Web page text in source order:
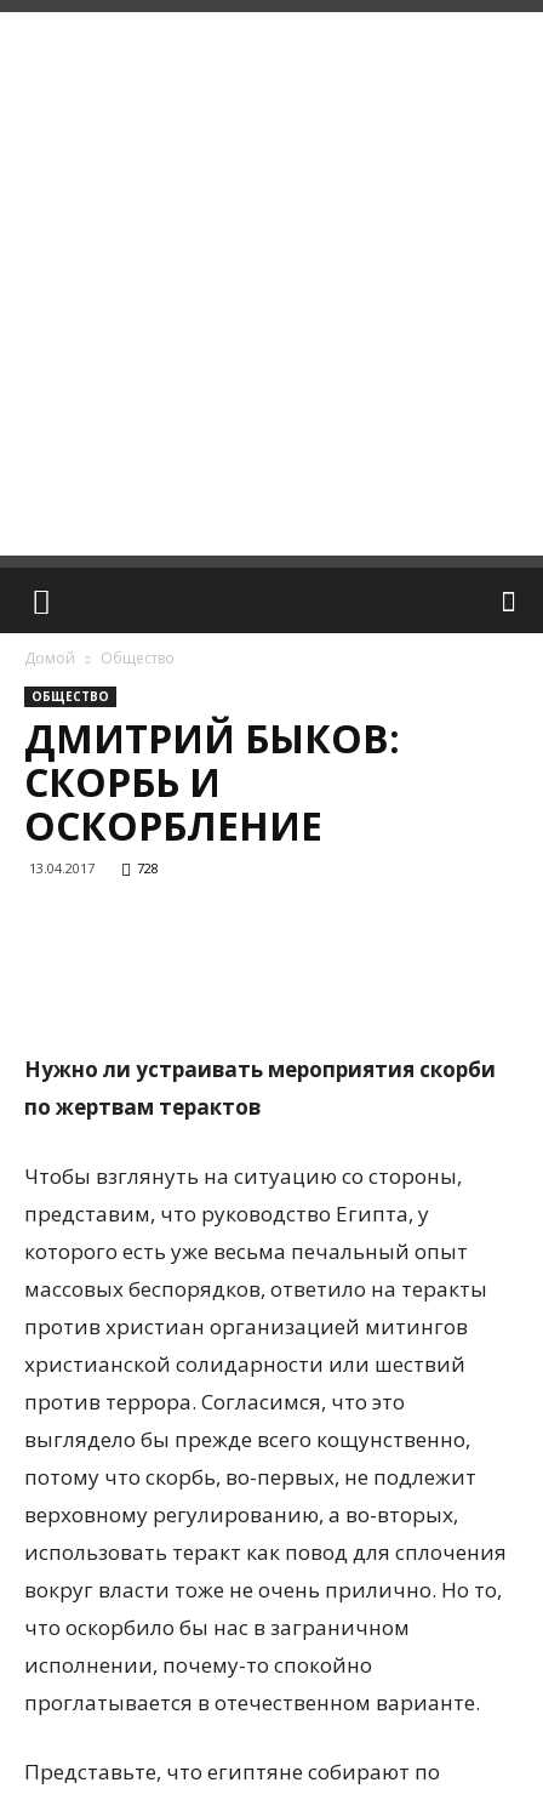
Домой Общество
ОБЩЕСТВО
ДМИТРИЙ БЫКОВ:
СКОРБЬ И
ОСКОРБЛЕНИЕ
13.04.2017 728
Нужно ли устраивать мероприятия скорби
по жертвам терактов
Чтобы взглянуть на ситуацию со стороны,
представим, что руководство Египта, у
которого есть уже весьма печальный опыт
массовых беспорядков, ответило на теракты
против христиан организацией митингов
христианской солидарности или шествий
против террора. Согласимся, что это
выглядело бы прежде всего кощунственно,
потому что скорбь, во-первых, не подлежит
верховному регулированию, а во-вторых,
использовать теракт как повод для сплочения
вокруг власти тоже не очень прилично. Но то,
что оскорбило бы нас в заграничном
исполнении, почему-то спокойно
проглатывается в отечественном варианте.
Представьте, что египтяне собирают по